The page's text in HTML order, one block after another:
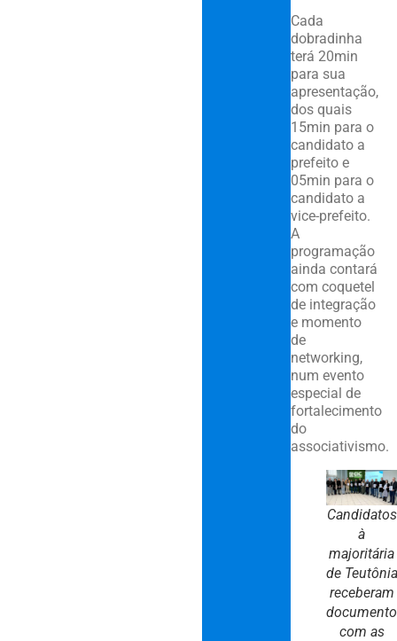
Cada
dobradinha
terá 20min
para sua
apresentação,
dos quais
15min para o
candidato a
prefeito e
05min para o
candidato a
vice-prefeito.
A
programação
ainda contará
com coquetel
de integração
e momento
de
networking,
num evento
especial de
fortalecimento
do
associativismo.
Candidatos
à
majoritária
de Teutônia
receberam
documento
com as